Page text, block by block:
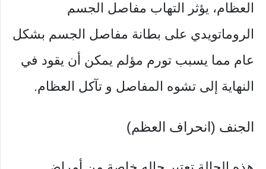
العظام، يؤثر التهاب مفاصل الجسم
الروماتويدي على بطانة مفاصل الجسم بشكل
عام مما يسبب تورم مؤلم يمكن أن يقود في
النهاية إلى تشوه المفاصل و تآكل العظام.
الجنف (انحراف العظم)